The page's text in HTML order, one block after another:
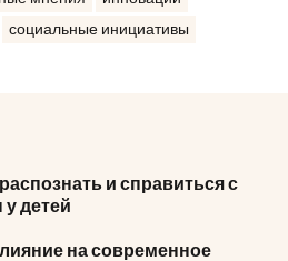
социальные инициативы
и справиться с
у детей
на современное